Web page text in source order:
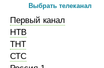
Выбрать телеканал
Первый канал
НТВ
ТНТ
СТС